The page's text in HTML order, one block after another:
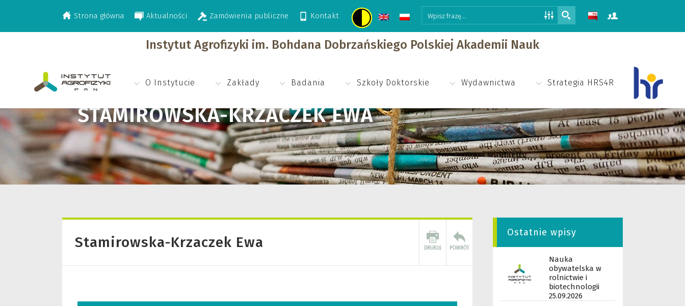
Strona główna Aktualności Zamówienia publiczne Kontakt
Instytut Agrofizyki im. Bohdana Dobrzańskiego Polskiej Akademii Nauk
O Instytucie Zakłady Badania Szkoły Doktorskie Wydawnictwa Strategia HRS4R
STAMIROWSKA-KRZACZEK EWA
>Stamirowska-Krzaczek Ewa
Stamirowska-Krzaczek Ewa
Ostatnie wpisy
Nauka
obywatelska w
rolnictwie i
biotechnologii
25.09.2026